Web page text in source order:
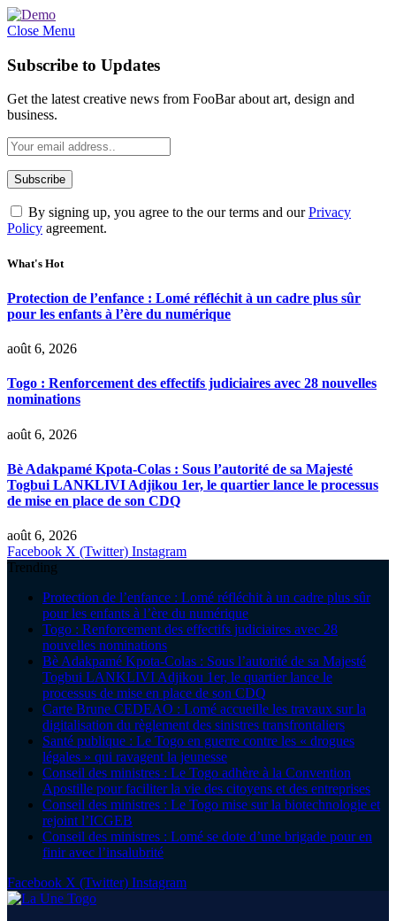
Close Menu
Subscribe to Updates
Get the latest creative news from FooBar about art, design and
business.
By signing up, you agree to the our terms and ourPrivacy
Policy agreement.
What's Hot
Protection de l’enfance : Lomé réfléchit à un cadre plus sûr
pour les enfants à l’ère du numérique
août 6, 2026
Togo : Renforcement des effectifs judiciaires avec 28 nouvelles
nominations
août 6, 2026
Bè Adakpamé Kpota-Colas : Sous l’autorité de sa Majesté
Togbui LANKLIVI Adjikou 1er, le quartier lance le processus
de mise en place de son CDQ
août 6, 2026
Facebook X (Twitter) Instagram
Trending
Protection de l’enfance : Lomé réfléchit à un cadre plus sûr
pour les enfants à l’ère du numérique
Togo : Renforcement des effectifs judiciaires avec 28
nouvelles nominations
Bè Adakpamé Kpota-Colas : Sous l’autorité de sa Majesté
Togbui LANKLIVI Adjikou 1er, le quartier lance le
processus de mise en place de son CDQ
Carte Brune CEDEAO : Lomé accueille les travaux sur la
digitalisation du règlement des sinistres transfrontaliers
Santé publique : Le Togo en guerre contre les « drogues
légales » qui ravagent la jeunesse
Conseil des ministres : Le Togo adhère à la Convention
Apostille pour faciliter la vie des citoyens et des entreprises
Conseil des ministres : Le Togo mise sur la biotechnologie et
rejoint l’ICGEB
Conseil des ministres : Lomé se dote d’une brigade pour en
finir avec l’insalubrité
Facebook X (Twitter) Instagram